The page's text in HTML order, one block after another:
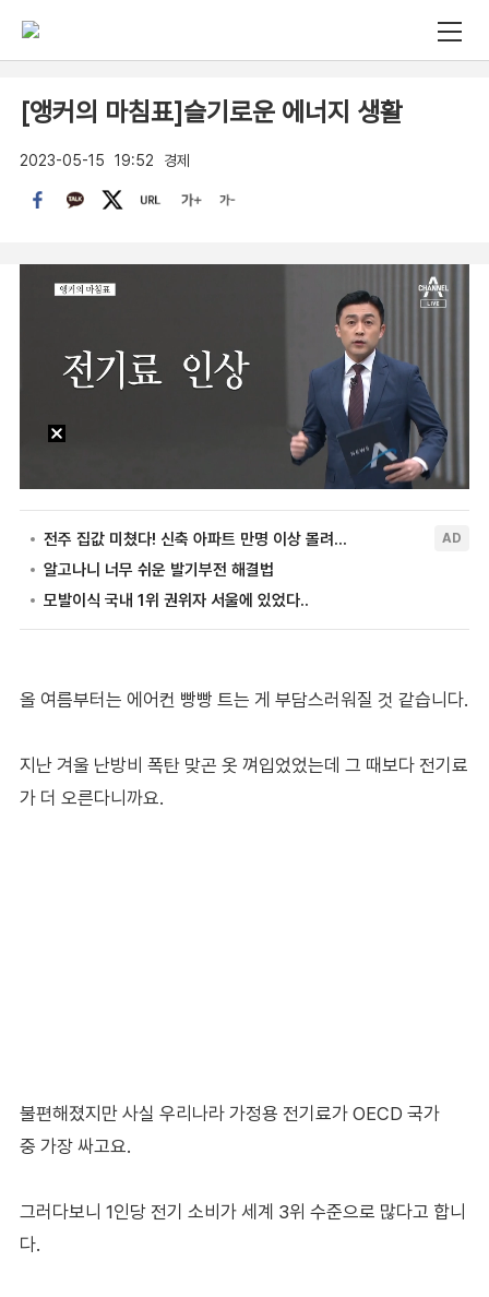
[앵커의 마침표]슬기로운 에너지 생활
2023-05-15 19:52 경제
올 여름부터는 에어컨 빵빵 트는 게 부담스러워질 것 같습니다.
지난 겨울 난방비 폭탄 맞곤 옷 껴입었었는데 그 때보다 전기료
가 더 오른다니까요.
불편해졌지만 사실 우리나라 가정용 전기료가 OECD 국가
중 가장 싸고요.
그러다보니 1인당 전기 소비가 세계 3위 수준으로 많다고 합니
다.